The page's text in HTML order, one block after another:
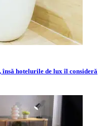
hotelurile de lux îl consideră